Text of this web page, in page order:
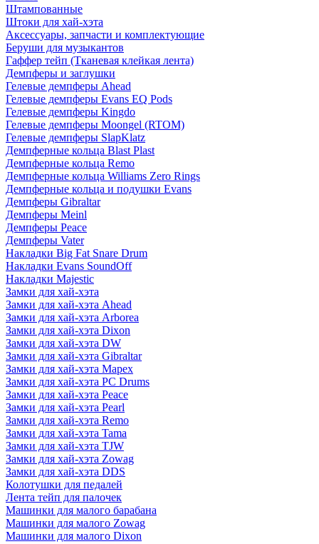
Штампованные
Штоки для хай-хэта
Аксессуары, запчасти и комплектующие
Беруши для музыкантов
Гаффер тейп (Тканевая клейкая лента)
Демпферы и заглушки
Гелевые демпферы Ahead
Гелевые демпферы Evans EQ Pods
Гелевые демпферы Kingdo
Гелевые демпферы Moongel (RTOM)
Гелевые демпферы SlapKlatz
Демпферные кольца Blast Plast
Демпферные кольца Remo
Демпферные кольца Williams Zero Rings
Демпферные кольца и подушки Evans
Демпферы Gibraltar
Демпферы Meinl
Демпферы Peace
Демпферы Vater
Накладки Big Fat Snare Drum
Накладки Evans SoundOff
Накладки Majestic
Замки для хай-хэта
Замки для хай-хэта Ahead
Замки для хай-хэта Arborea
Замки для хай-хэта Dixon
Замки для хай-хэта DW
Замки для хай-хэта Gibraltar
Замки для хай-хэта Mapex
Замки для хай-хэта PC Drums
Замки для хай-хэта Peace
Замки для хай-хэта Pearl
Замки для хай-хэта Remo
Замки для хай-хэта Tama
Замки для хай-хэта TJW
Замки для хай-хэта Zowag
Замки для хай-хэта DDS
Колотушки для педалей
Лента тейп для палочек
Машинки для малого барабана
Машинки для малого Zowag
Машинки для малого Dixon